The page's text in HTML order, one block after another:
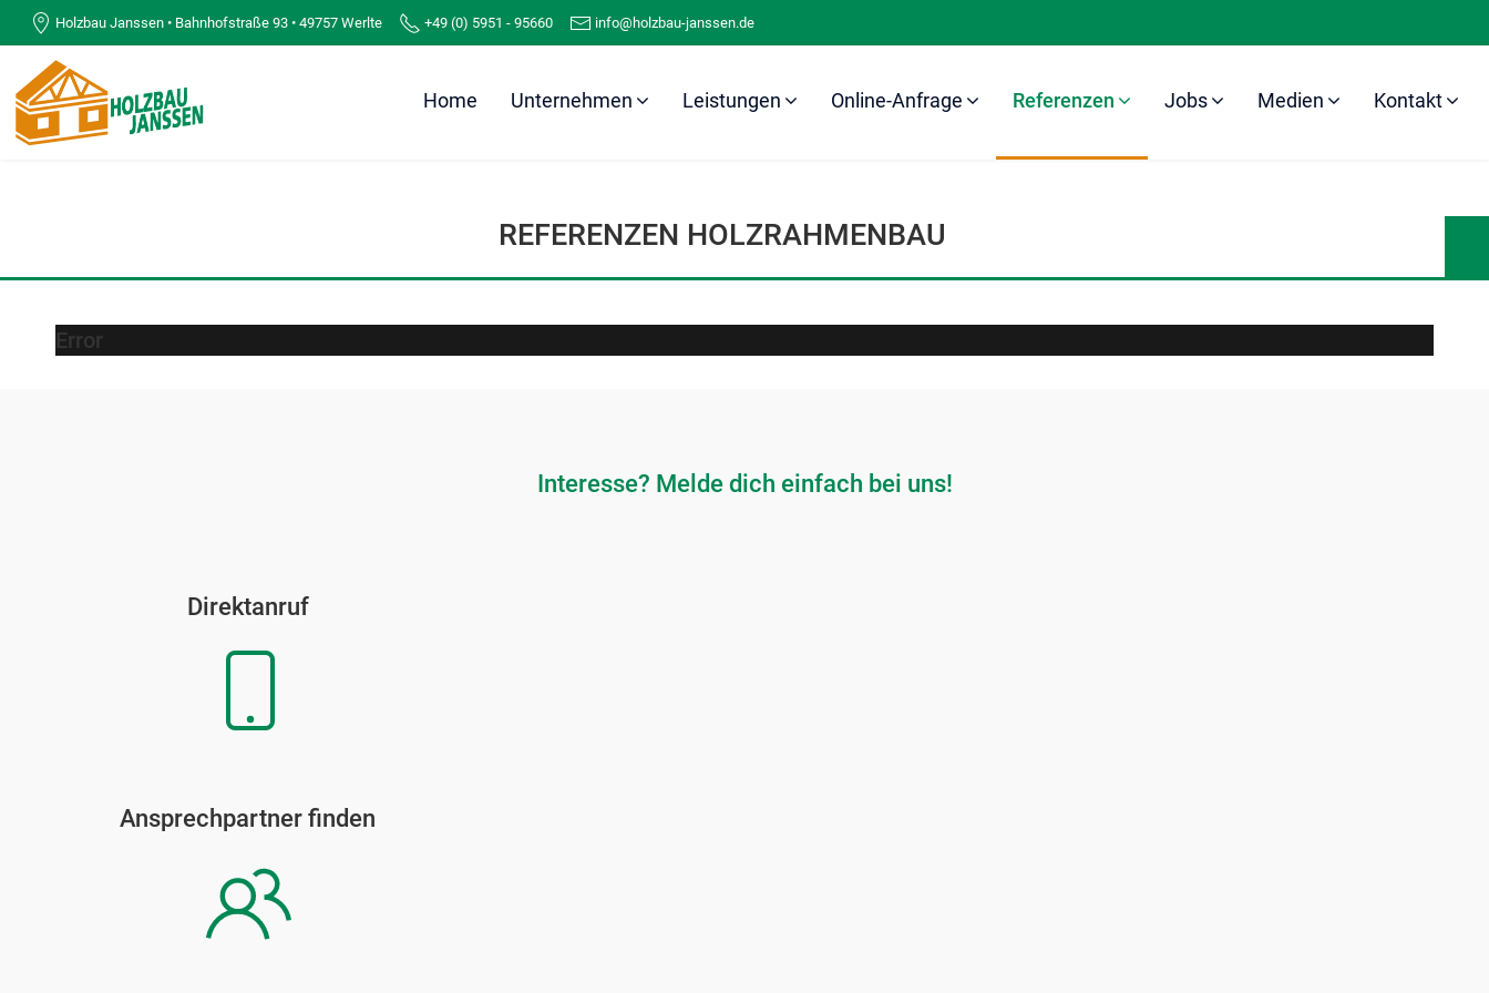
Holzbau Janssen • Bahnhofstraße 93 • 49757 Werlte +49 (0) 5951 - 95660 info@holzbau-janssen.de
Home Unternehmen Leistungen Online-Anfrage Referenzen Jobs Medien Kontakt
REFERENZEN HOLZRAHMENBAU
Error
Interesse? Melde dich einfach bei uns!
Direktanruf
Ansprechpartner finden